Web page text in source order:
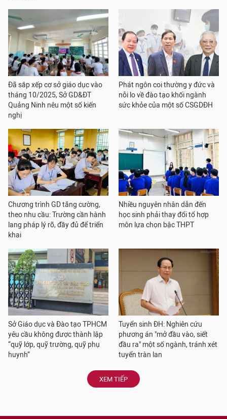
Đã sắp xếp cơ sở giáo dục vào
tháng 10/2025, Sở GD&ĐT
Quảng Ninh nêu một số kiến
nghị
Phát ngôn coi thường y đức và
nỗi lo về đào tạo khối ngành
sức khỏe của một số CSGDĐH
Chương trình GD tăng cường,
theo nhu cầu: Trường cần hành
lang pháp lý rõ, đầy đủ để triển
khai
Nhiều nguyên nhân dẫn đến
học sinh phải thay đổi tổ hợp
môn lựa chọn bậc THPT
Sở Giáo dục và Đào tạo TPHCM
yêu cầu không được thành lập
“quỹ lớp, quỹ trường, quỹ phụ
huynh”
Tuyển sinh ĐH: Nghiên cứu
phương án "mở đầu vào, siết
đầu ra" một số ngành, tránh xét
tuyển tràn lan
XEM TIẾP